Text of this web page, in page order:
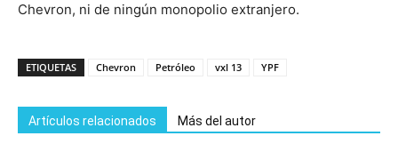
Chevron, ni de ningún monopolio extranjero.
ETIQUETAS Chevron Petróleo vxl 13 YPF
Artículos relacionados Más del autor